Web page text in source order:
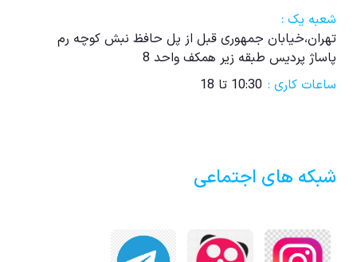
شعبه یک :
تهران،خیابان جمهوری قبل از پل حافظ نبش کوچه رم
پاساژ پردیس طبقه زیر همکف واحد 8
ساعات کاری : 10:30 تا 18
شبکه های اجتماعی